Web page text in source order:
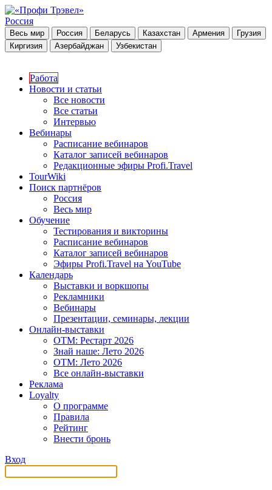
Россия
Весь мир Россия Беларусь Казахстан Армения
Грузия
Киргизия
Азербайджан Узбекистан
Работа
Новости и статьи
Все новости
Все статьи
Интервью
Вебинары
Расписание вебинаров
Каталог записей вебинаров
Редакционные эфиры Profi.Travel
TourWiki
Поиск партнёров
Россия
Весь мир
Обучение
Тестирования и викторины
Расписание вебинаров
Каталог записей вебинаров
Эфиры Profi.Travel на YouTube
Календарь
Выставки и воркшопы
Рекламники
Вебинары
Презентации, семинары, лекции
Онлайн-выставки
OTM: Рестарт 2026
Знай наше: Лето 2026
OTM: Лето 2026
Все онлайн-выставки
Реклама
Loyalty
О программе
Правила
Рейтинг
Внести бронь
Вход